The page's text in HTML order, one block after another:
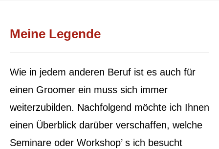
Meine Legende
Wie in jedem anderen Beruf ist es auch für
einen Groomer ein muss sich immer
weiterzubilden. Nachfolgend möchte ich Ihnen
einen Überblick darüber verschaffen, welche
Seminare oder Workshop’ s ich besucht